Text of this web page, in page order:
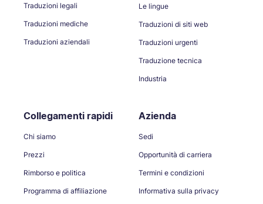
Traduzioni legali
Traduzioni mediche
Traduzioni aziendali
Le lingue
Traduzioni di siti web
Traduzioni urgenti
Traduzione tecnica
Industria
Collegamenti rapidi
Chi siamo
Prezzi
Rimborso e politica
Programma di affiliazione
Azienda
Sedi
Opportunità di carriera
Termini e condizioni
Informativa sulla privacy